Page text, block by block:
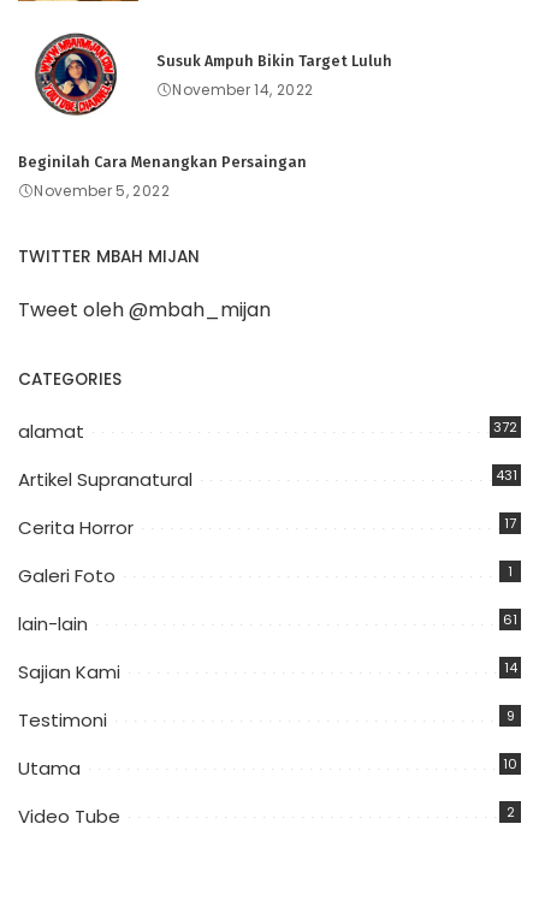
Susuk Ampuh Bikin Target Luluh
November 14, 2022
Beginilah Cara Menangkan Persaingan
November 5, 2022
TWITTER MBAH MIJAN
Tweet oleh @mbah_mijan
CATEGORIES
alamat 372
Artikel Supranatural 431
Cerita Horror 17
Galeri Foto 1
lain-lain 61
Sajian Kami 14
Testimoni 9
Utama 10
Video Tube 2